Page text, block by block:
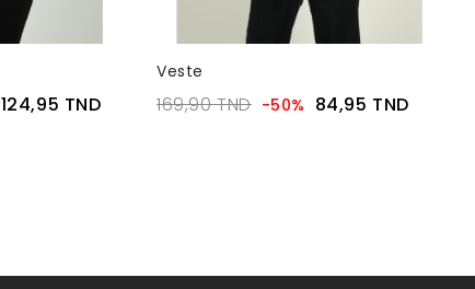
124,95 TND
Veste
169,90 TND -50% 84,95 TND